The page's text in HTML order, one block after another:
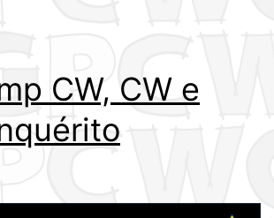
CW, CW e